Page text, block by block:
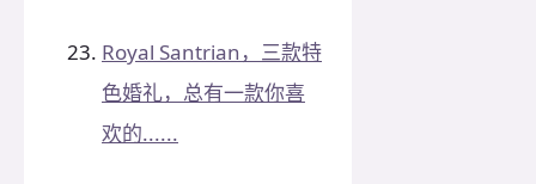
Royal Santrian，三款特
色婚礼，总有一款你喜
欢的......